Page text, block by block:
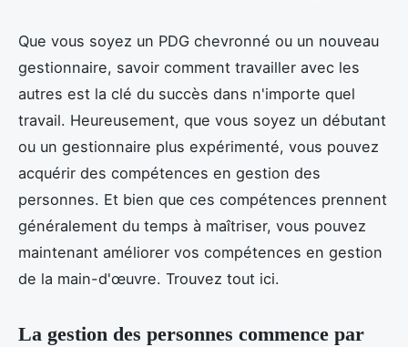
Que vous soyez un PDG chevronné ou un nouveau
gestionnaire, savoir comment travailler avec les
autres est la clé du succès dans n'importe quel
travail. Heureusement, que vous soyez un débutant
ou un gestionnaire plus expérimenté, vous pouvez
acquérir des compétences en gestion des
personnes. Et bien que ces compétences prennent
généralement du temps à maîtriser, vous pouvez
maintenant améliorer vos compétences en gestion
de la main-d'œuvre. Trouvez tout ici.
La gestion des personnes commence par